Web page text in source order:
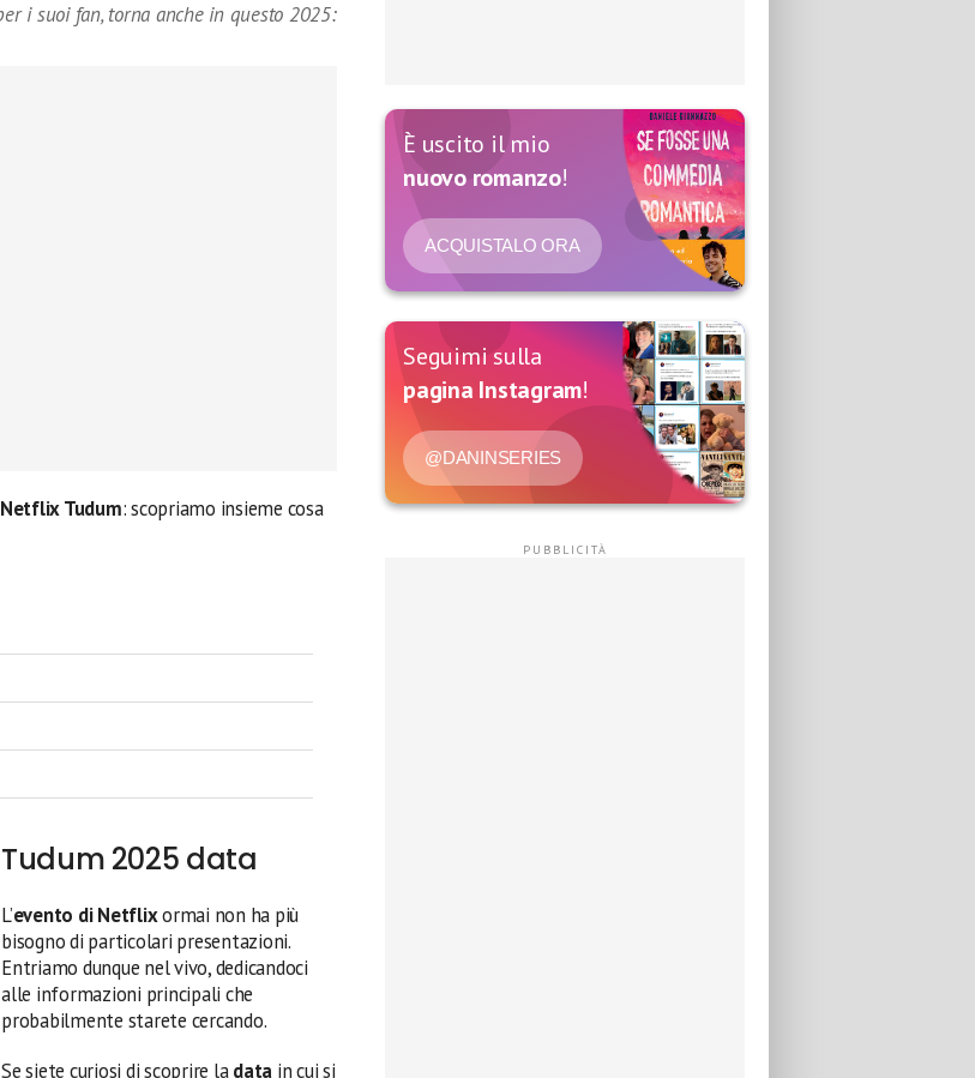
i suoi fan, torna anche in questo 2025:
Tudum: scopriamo insieme cosa
Tudum 2025 data
L’evento di Netflixormai non ha più
bisogno di particolari presentazioni.
Entriamo dunque nel vivo, dedicandoci
alle informazioni principali che
probabilmente starete cercando.
Se siete curiosi di scoprire ladata in cui si
È uscito il mio
nuovo romanzo!
ACQUISTALO ORA
Seguimi sulla
pagina Instagram!
@DANINSERIES